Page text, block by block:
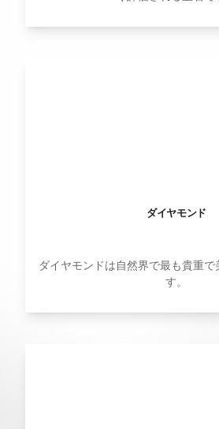
ダイヤモンド
ダイヤモンドは自然界で最も貴重
す。